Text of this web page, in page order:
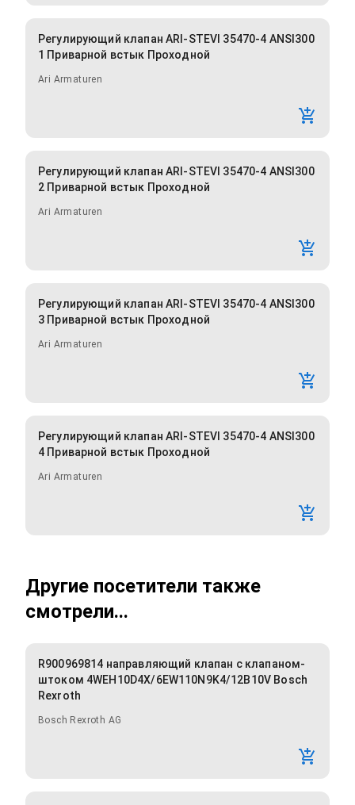
Регулирующий клапан ARI-STEVI 35470-4 ANSI300
1 Приварной встык Проходной
Ari Armaturen
Регулирующий клапан ARI-STEVI 35470-4 ANSI300
2 Приварной встык Проходной
Ari Armaturen
Регулирующий клапан ARI-STEVI 35470-4 ANSI300
3 Приварной встык Проходной
Ari Armaturen
Регулирующий клапан ARI-STEVI 35470-4 ANSI300
4 Приварной встык Проходной
Ari Armaturen
Другие посетители также
смотрели...
R900969814 направляющий клапан с клапаном-
штоком 4WEH10D4X/6EW110N9K4/12B10V Bosch
Rexroth
Bosch Rexroth AG